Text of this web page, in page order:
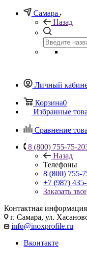
Самара
Назад
Личный
Корзина0
Избранные
Сравнение
8 (800) 755-75-20
Назад
Телефоны
8 (800) 755-
+7 (987)
Заказать
Контактная информация
г. Самара, ул.
info@inoxprofile.ru
Вконтакте